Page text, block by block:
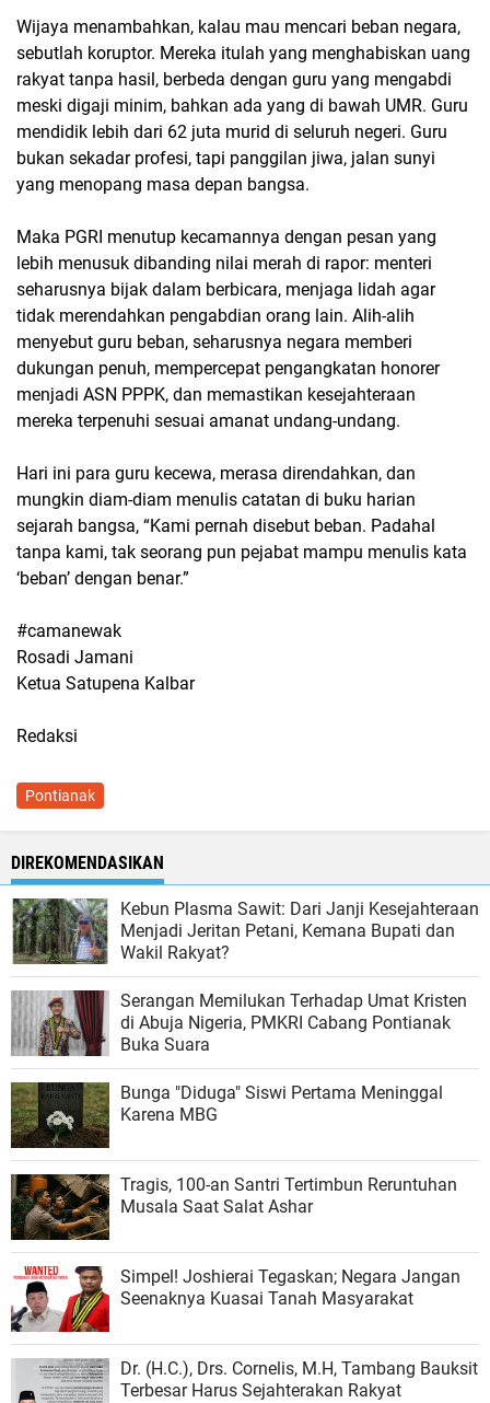
Wijaya menambahkan, kalau mau mencari beban negara,
sebutlah koruptor. Mereka itulah yang menghabiskan uang
rakyat tanpa hasil, berbeda dengan guru yang mengabdi
meski digaji minim, bahkan ada yang di bawah UMR. Guru
mendidik lebih dari 62 juta murid di seluruh negeri. Guru
bukan sekadar profesi, tapi panggilan jiwa, jalan sunyi
yang menopang masa depan bangsa.
Maka PGRI menutup kecamannya dengan pesan yang
lebih menusuk dibanding nilai merah di rapor: menteri
seharusnya bijak dalam berbicara, menjaga lidah agar
tidak merendahkan pengabdian orang lain. Alih-alih
menyebut guru beban, seharusnya negara memberi
dukungan penuh, mempercepat pengangkatan honorer
menjadi ASN PPPK, dan memastikan kesejahteraan
mereka terpenuhi sesuai amanat undang-undang.
Hari ini para guru kecewa, merasa direndahkan, dan
mungkin diam-diam menulis catatan di buku harian
sejarah bangsa, “Kami pernah disebut beban. Padahal
tanpa kami, tak seorang pun pejabat mampu menulis kata
‘beban’ dengan benar.”
#camanewak
Rosadi Jamani
Ketua Satupena Kalbar
Redaksi
Pontianak
DIREKOMENDASIKAN
Kebun Plasma Sawit: Dari Janji Kesejahteraan
Menjadi Jeritan Petani, Kemana Bupati dan
Wakil Rakyat?
Serangan Memilukan Terhadap Umat Kristen
di Abuja Nigeria, PMKRI Cabang Pontianak
Buka Suara
Bunga "Diduga" Siswi Pertama Meninggal
Karena MBG
Tragis, 100-an Santri Tertimbun Reruntuhan
Musala Saat Salat Ashar
Simpel! Joshierai Tegaskan; Negara Jangan
Seenaknya Kuasai Tanah Masyarakat
Dr. (H.C.), Drs. Cornelis, M.H, Tambang Bauksit
Terbesar Harus Sejahterakan Rakyat